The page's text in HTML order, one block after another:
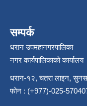
सम्पर्क
धरान उपमहानगरपालिका
नगर कार्यपालिकाको कार्यालय
धरान-१२, चतरा लाइन,
फोन : (+977)-025-